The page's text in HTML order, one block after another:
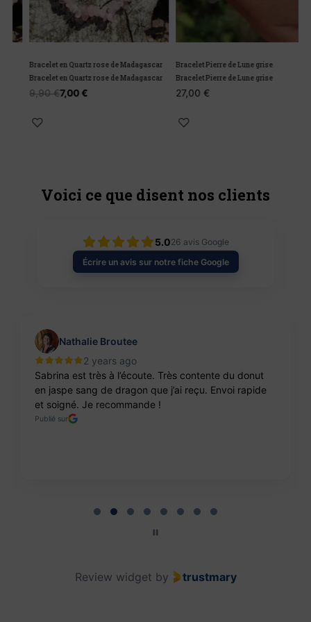
Bracelet en Quartz rose de Madagascar
Bracelet en Quartz rose de Madagascar
9,90€7,00€
Bracelet Pierre de Lune grise
Bracelet Pierre de Lune grise
27,00 €
Voici ce que disent nos clients
5.026 avis Google
Écrire un avis sur notre fiche Google
Nathalie Broutee
2 years ago
Sabrina est très à l’écoute. Très contente du donut
en jaspe sang de dragon que j’ai reçu. Envoi rapide
et soigné. Je recommande !
Publié sur
Review widget by trustmary